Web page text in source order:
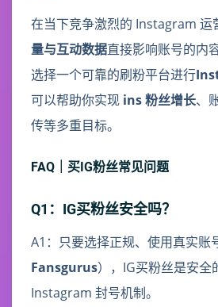
在当下竞争激烈的 Instagram 运
量与互动数据直接影响账号的内
选择一个可靠的刷粉平台进行
可以帮助你实现 ins 粉丝增长、
传等多重目标。
FAQ｜买IG粉丝常见问题
Q1：IG买粉丝安全吗？
A1：只要选择正规、使用真实账
Fansgurus），IG买粉丝是安全
Instagram 封号机制。